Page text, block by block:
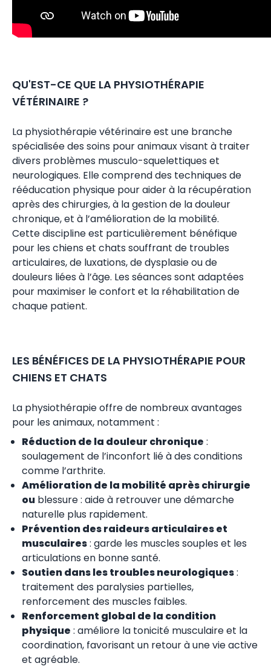
QU'EST-CE QUE LA PHYSIOTHÉRAPIE
VÉTÉRINAIRE ?
La physiothérapie vétérinaire est une branche
spécialisée des soins pour animaux visant à traiter
divers problèmes musculo-squelettiques et
neurologiques. Elle comprend des techniques de
rééducation physique pour aider à la récupération
après des chirurgies, à la gestion de la douleur
chronique, et à l’amélioration de la mobilité.
Cette discipline est particulièrement bénéfique
pour les chiens et chats souffrant de troubles
articulaires, de luxations, de dysplasie ou de
douleurs liées à l’âge. Les séances sont adaptées
pour maximiser le confort et la réhabilitation de
chaque patient.
LES BÉNÉFICES DE LA PHYSIOTHÉRAPIE POUR
CHIENS ET CHATS
La physiothérapie offre de nombreux avantages
pour les animaux, notamment :
Réduction de la douleur chronique :
soulagement de l’inconfort lié à des conditions
comme l’arthrite.
Amélioration de la mobilité après chirurgie
ou blessure : aide à retrouver une démarche
naturelle plus rapidement.
Prévention des raideurs articulaires et
musculaires: garde les muscles souples et les
articulations en bonne santé.
Soutien dans les troubles neurologiques:
traitement des paralysies partielles,
renforcement des muscles faibles.
Renforcement global de la condition
physique : améliore la tonicité musculaire et la
coordination, favorisant un retour à une vie active
et agréable.